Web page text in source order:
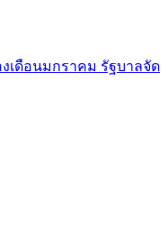
เดือนมกราคม รัฐบาลจัด